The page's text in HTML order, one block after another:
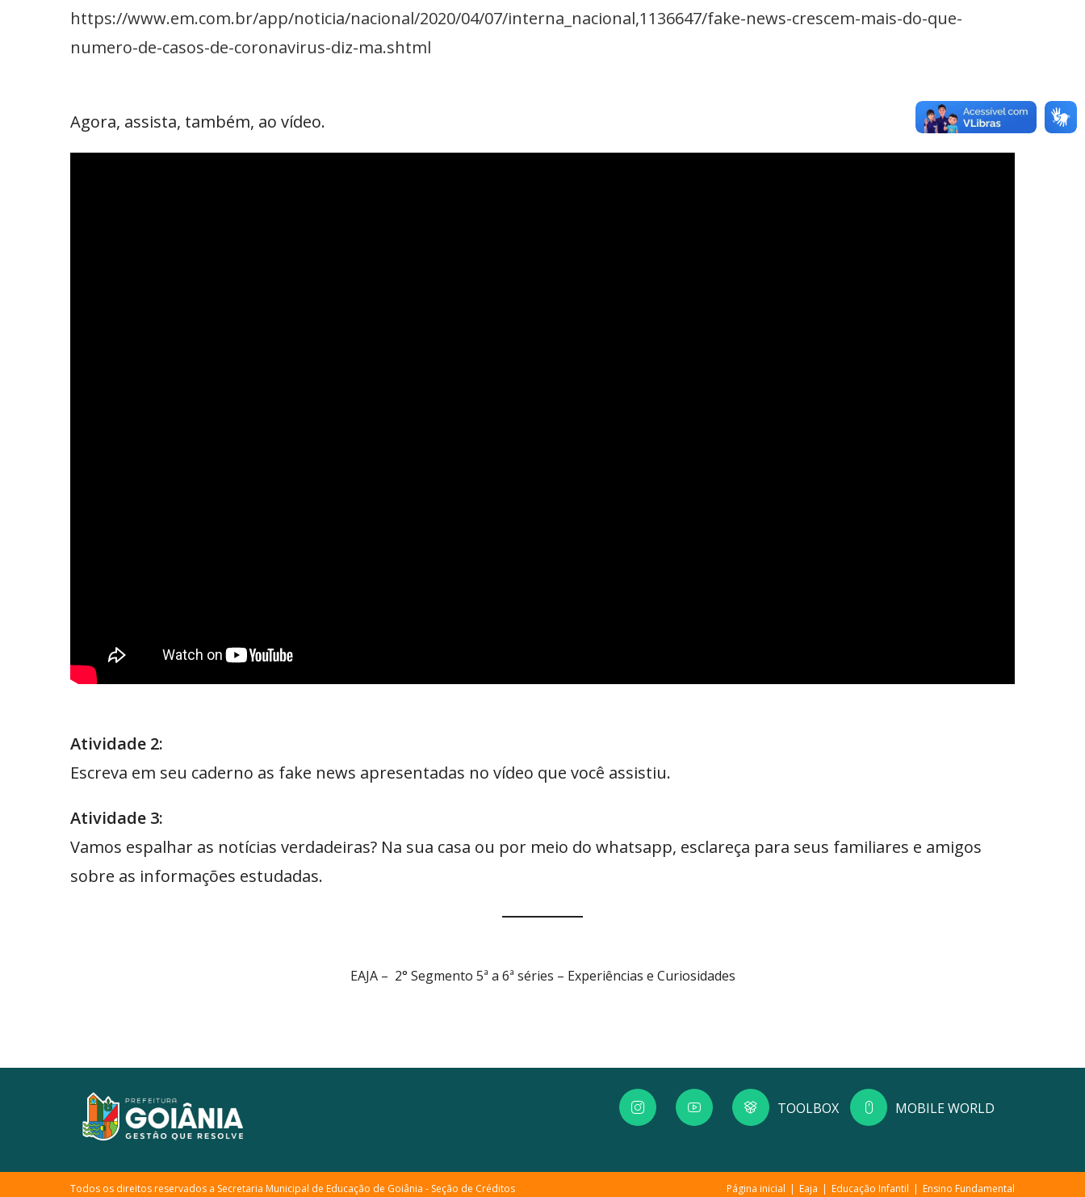
https://www.em.com.br/app/noticia/nacional/2020/04/07/interna_nacional,1136647/fake-news-crescem-mais-do-que-
numero-de-casos-de-coronavirus-diz-ma.shtml
Agora, assista, também, ao vídeo.
Atividade 2:
Escreva em seu caderno as fake news apresentadas no vídeo que você assistiu.
Atividade 3:
Vamos espalhar as notícias verdadeiras? Na sua casa ou por meio do whatsapp, esclareça para seus familiares e amigos
sobre as informações estudadas.
EAJA – 2° Segmento 5ª a 6ª séries – Experiências e Curiosidades
TOOLBOX MOBILE WORLD
Página inicial Eaja Educação Infantil Ensino Fundamental
Todos os direitos reservados a Secretaria Municipal de Educação de Goiânia - Seção de Créditos